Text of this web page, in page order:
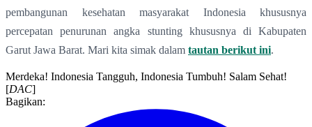
pembangunan kesehatan masyarakat Indonesia khususnya
percepatan penurunan angka stunting khususnya di Kabupaten
Garut Jawa Barat. Mari kita simak dalam tautan berikut ini.
Merdeka! Indonesia Tangguh, Indonesia Tumbuh! Salam Sehat!
[DAC]
Bagikan: